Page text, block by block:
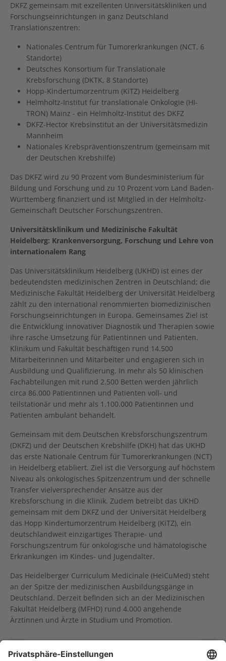
DKFZ gemeinsam mit exzellenten Universitätskliniken und
Forschungseinrichtungen in ganz Deutschland
Translationszentren:
Nationales Centrum für Tumorerkrankungen (NCT, 6
Standorte)
Deutsches Konsortium für Translationale
Krebsforschung (DKTK, 8 Standorte)
Hopp-Kindertumorzentrum (KiTZ) Heidelberg
Helmholtz-Institut für translationale Onkologie (HI-
TRON) Mainz - ein Helmholtz-Institut des DKFZ
DKFZ-Hector Krebsinstitut an der Universitätsmedizin
Mannheim
Nationales Krebspräventionszentrum (gemeinsam mit
der Deutschen Krebshilfe)
Das DKFZ wird zu 90 Prozent vom Bundesministerium für
Bildung und Forschung und zu 10 Prozent vom Land Baden-
Württemberg finanziert und ist Mitglied in der Helmholtz-
Gemeinschaft Deutscher Forschungszentren.
Universitätsklinikum und Medizinische Fakultät
Heidelberg: Krankenversorgung, Forschung und Lehre von
internationalem Rang
Das Universitätsklinikum Heidelberg (UKHD) ist eines der
bedeutendsten medizinischen Zentren in Deutschland; die
Medizinische Fakultät Heidelberg der Universität Heidelberg
zählt zu den international renommierten biomedizinischen
Forschungseinrichtungen in Europa. Gemeinsames Ziel ist
die Entwicklung innovativer Diagnostik und Therapien sowie
ihre rasche Umsetzung für Patientinnen und Patienten.
Klinikum und Fakultät beschäftigen rund 14.500
Mitarbeiterinnen und Mitarbeiter und engagieren sich in
Ausbildung und Qualifizierung. In mehr als 50 klinischen
Fachabteilungen mit rund 2.500 Betten werden jährlich
circa 86.000 Patientinnen und Patienten voll- und
teilstationär und mehr als 1.100.000 Patientinnen und
Patienten ambulant behandelt.
Gemeinsam mit dem Deutschen Krebsforschungszentrum
(DKFZ) und der Deutschen Krebshilfe (DKH) hat das UKHD
das erste Nationale Centrum für Tumorerkrankungen (NCT)
in Heidelberg etabliert. Ziel ist die Versorgung auf höchstem
Niveau als onkologisches Spitzenzentrum und der schnelle
Transfer vielversprechender Ansätze aus der
Krebsforschung in die Klinik. Zudem betreibt das UKHD
gemeinsam mit dem DKFZ und der Universität Heidelberg
das Hopp Kindertumorzentrum Heidelberg (KiTZ), ein
deutschlandweit einzigartiges Therapie- und
Forschungszentrum für onkologische und hämatologische
Erkrankungen im Kindes- und Jugendalter.
Das Heidelberger Curriculum Medicinale (HeiCuMed) steht
an der Spitze der medizinischen Ausbildungsgänge in
Deutschland. Derzeit befinden sich an der Medizinischen
Fakultät Heidelberg (MFHD) rund 4.000 angehende
Ärztinnen und Ärzte in Studium und Promotion.